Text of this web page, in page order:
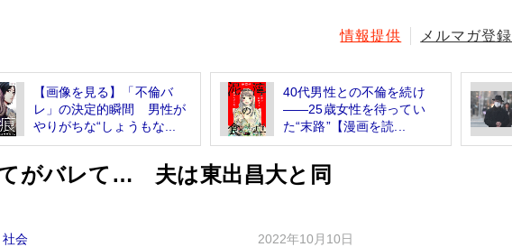
情報提供 メルマガ登録
【画像を見る】「不倫バ
レ」の決定的瞬間 男性が
やりがちな“しょうもな...
40代男性との不倫を続け
――25歳女性を待ってい
た“末路”【漫画を読...
がバレて… 夫は東出昌大と同
社会 2022年10月10日